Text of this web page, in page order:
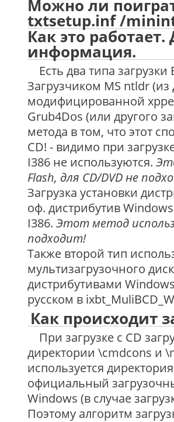
Можно ли
txtsetup.inf /
Как это
информация.
Есть два типа загрузки
Загрузчиком MS ntldr
модифицированной
Grub4Dos (или другого
метода в том, что этот
CD! - видимо при
I386 не используются.
Flash, для CD/DVD не
Загрузка установки
оф. дистрибутив
I386.Этот метод
подходит!
Также второй тип
мультизагрузочного
дистрибутивами
русском в
Как происходит
При загрузке с CD
директории \cmdcons и
используется
официальный
Windows (в случае
Поэтому алгоритм